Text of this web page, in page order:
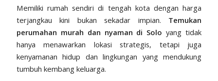
Memiliki rumah sendiri di tengah kota dengan harga
terjangkau kini bukan sekadar impian. Temukan
perumahan murah dan nyaman di Solo yang tidak
hanya menawarkan lokasi strategis, tetapi juga
kenyamanan hidup dan lingkungan yang mendukung
tumbuh kembang keluarga.